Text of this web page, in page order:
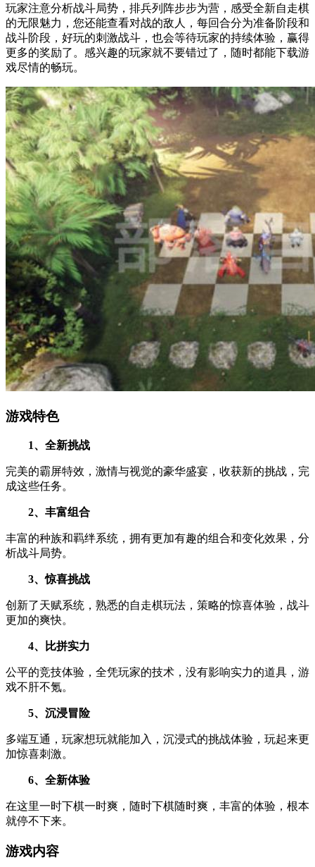
玩家注意分析战斗局势，排兵列阵步步为营，感受全新自走棋
的无限魅力，您还能查看对战的敌人，每回合分为准备阶段和
战斗阶段，好玩的刺激战斗，也会等待玩家的持续体验，赢得
更多的奖励了。感兴趣的玩家就不要错过了，随时都能下载游
戏尽情的畅玩。
游戏特色
1、全新挑战
完美的霸屏特效，激情与视觉的豪华盛宴，收获新的挑战，完
成这些任务。
2、丰富组合
丰富的种族和羁绊系统，拥有更加有趣的组合和变化效果，分
析战斗局势。
3、惊喜挑战
创新了天赋系统，熟悉的自走棋玩法，策略的惊喜体验，战斗
更加的爽快。
4、比拼实力
公平的竞技体验，全凭玩家的技术，没有影响实力的道具，游
戏不肝不氪。
5、沉浸冒险
多端互通，玩家想玩就能加入，沉浸式的挑战体验，玩起来更
加惊喜刺激。
6、全新体验
在这里一时下棋一时爽，随时下棋随时爽，丰富的体验，根本
就停不下来。
游戏内容